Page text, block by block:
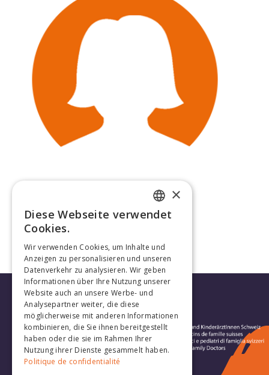
Annina von Mühlenen
FRENCH
×
Diese Webseite verwendet
Cookies.
Wir verwenden Cookies, um Inhalte und
Anzeigen zu personalisieren und unseren
Datenverkehr zu analysieren. Wir geben
Informationen über Ihre Nutzung unserer
Website auch an unsere Werbe- und
Analysepartner weiter, die diese
möglicherweise mit anderen Informationen
kombinieren, die Sie ihnen bereitgestellt
haben oder die sie im Rahmen Ihrer
Nutzung ihrer Dienste gesammelt haben.
Politique de confidentialité